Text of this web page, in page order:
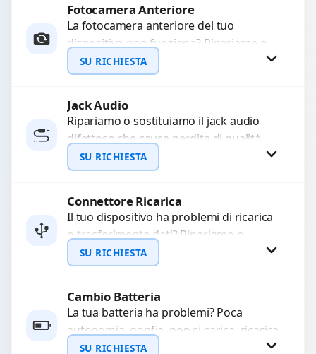
Richiedi Preventivo
WhatsApp
Fotocamera Anteriore
La fotocamera anteriore del tuo
dispositivo non funziona? Ripariamo o
sostituiamo fotocamere guaste con
problemi come immagini sfocate, messa
SU RICHIESTA
Richiedi Preventivo
WhatsApp
Jack Audio
Ripariamo o sostituiamo il jack audio
difettoso che causa perdita di qualità
sonora o impossibilità di collegare cuffie
e accessori....
SU RICHIESTA
Richiedi Preventivo
WhatsApp
Connettore Ricarica
Il tuo dispositivo ha problemi di ricarica
o trasferimento dati? Ripariamo o
sostituiamo connettori di ricarica guasti,
rotti, allentati, danneggiati,...
SU RICHIESTA
Richiedi Preventivo
WhatsApp
Cambio Batteria
La tua batteria ha problemi? Poca
autonomia, gonfia, non si carica, ricarica
lenta o cicli di ricarica esauriti?
SU RICHIESTA